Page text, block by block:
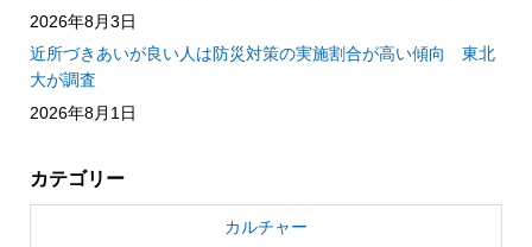
2026年8月3日
近所づきあいが良い人は防災対策の実施割合が高い傾向 東北
大が調査
2026年8月1日
カテゴリー
カルチャー